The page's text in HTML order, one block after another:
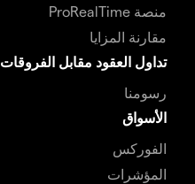
منصة ProRealTime
مقارنة المزايا
تداول العقود مقابل الفروقات
رسومنا
الأسواق
الفوركس
المؤشرات